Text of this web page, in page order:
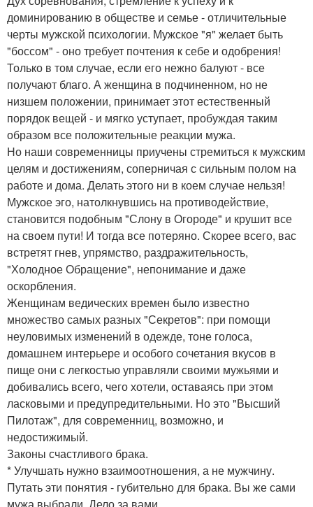
доминированию в обществе и семье - отличительные
черты мужской психологии. Мужское "я" желает быть
"боссом" - оно требует почтения к себе и одобрения!
Только в том случае, если его нежно балуют - все
получают благо. А женщина в подчиненном, но не
низшем положении, принимает этот естественный
порядок вещей - и мягко уступает, пробуждая таким
образом все положительные реакции мужа.
Но наши современницы приучены стремиться к мужским
целям и достижениям, соперничая с сильным полом на
работе и дома. Делать этого ни в коем случае нельзя!
Мужское эго, натолкнувшись на противодействие,
становится подобным "Слону в Огороде" и крушит все
на своем пути! И тогда все потеряно. Скорее всего, вас
встретят гнев, упрямство, раздражительность,
"Холодное Обращение", непонимание и даже
оскорбления.
Женщинам ведических времен было известно
множество самых разных "Секретов": при помощи
неуловимых изменений в одежде, тоне голоса,
домашнем интерьере и особого сочетания вкусов в
пище они с легкостью управляли своими мужьями и
добивались всего, чего хотели, оставаясь при этом
ласковыми и предупредительными. Но это "Высший
Пилотаж", для современниц, возможно, и
недостижимый.
Законы счастливого брака.
* Улучшать нужно взаимоотношения, а не мужчину.
Путать эти понятия - губительно для брака. Вы же сами
мужа выбрали. Дело за вами.